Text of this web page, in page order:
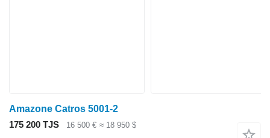
Amazone Catros 5001-2
175 200 TJS
16 500 € ≈ 18 950 $